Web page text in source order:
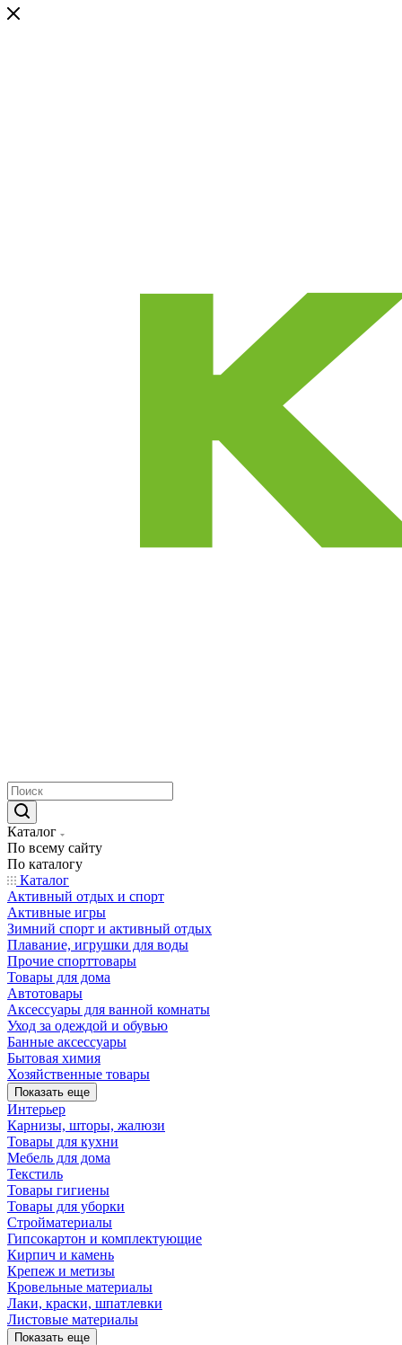
Каталог
По всему сайту
По каталогу
Каталог
Активный отдых и спорт
Активные игры
Зимний спорт и активный отдых
Плавание, игрушки для воды
Прочие спорттовары
Товары для дома
Автотовары
Аксессуары для ванной комнаты
Уход за одеждой и обувью
Банные аксессуары
Бытовая химия
Хозяйственные товары
Показать еще
Интерьер
Карнизы, шторы, жалюзи
Товары для кухни
Мебель для дома
Текстиль
Товары гигиены
Товары для уборки
Стройматериалы
Гипсокартон и комплектующие
Кирпич и камень
Крепеж и метизы
Кровельные материалы
Лаки, краски, шпатлевки
Листовые материалы
Показать еще